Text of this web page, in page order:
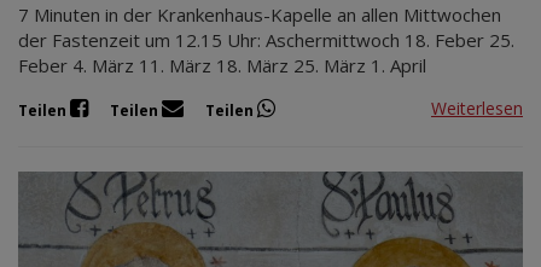
7 Minuten in der Krankenhaus-Kapelle an allen Mittwochen
der Fastenzeit um 12.15 Uhr: Aschermittwoch 18. Feber 25.
Feber 4. März 11. März 18. März 25. März 1. April
Teilen Teilen Teilen Weiterlesen